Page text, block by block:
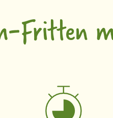
Fritten